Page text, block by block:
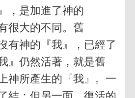
，是加進了神的
很大的不同。舊
有神的『我』，已經了
』仍然活著，就是舊
神所產生的『我』。一